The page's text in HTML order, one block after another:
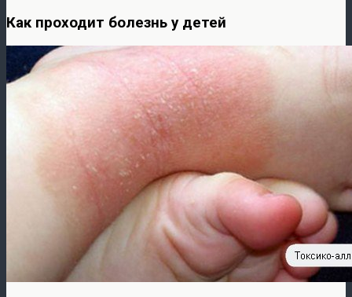
Как проходит болезнь у детей